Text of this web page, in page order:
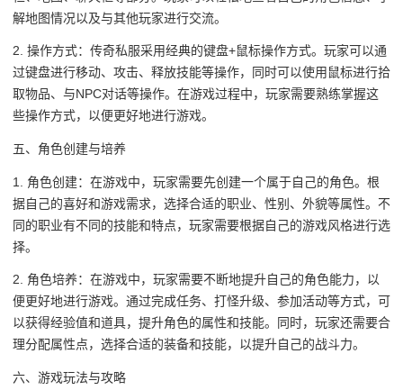
解地图情况以及与其他玩家进行交流。
2. 操作方式：传奇私服采用经典的键盘+鼠标操作方式。玩家可以通
过键盘进行移动、攻击、释放技能等操作，同时可以使用鼠标进行拾
取物品、与NPC对话等操作。在游戏过程中，玩家需要熟练掌握这
些操作方式，以便更好地进行游戏。
五、角色创建与培养
1. 角色创建：在游戏中，玩家需要先创建一个属于自己的角色。根
据自己的喜好和游戏需求，选择合适的职业、性别、外貌等属性。不
同的职业有不同的技能和特点，玩家需要根据自己的游戏风格进行选
择。
2. 角色培养：在游戏中，玩家需要不断地提升自己的角色能力，以
便更好地进行游戏。通过完成任务、打怪升级、参加活动等方式，可
以获得经验值和道具，提升角色的属性和技能。同时，玩家还需要合
理分配属性点，选择合适的装备和技能，以提升自己的战斗力。
六、游戏玩法与攻略